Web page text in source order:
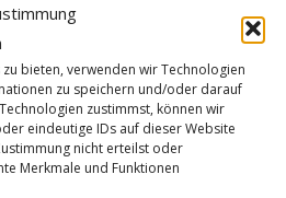
bieten, verwenden wir Technologien
zu speichern und/oder darauf
zustimmst, können wir
eindeutige IDs auf dieser Website
nicht erteilst oder
Merkmale und Funktionen